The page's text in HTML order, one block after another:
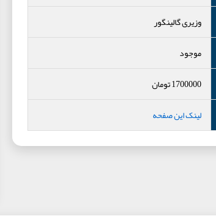
وزیری گالینگور
موجود
1700000تومان
لینک این صفحه